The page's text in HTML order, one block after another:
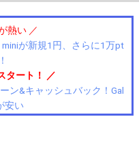
熱い ／
が新規1円、さらに1万pt
タート！ ／
ン&キャッシュバック！Gal
安い